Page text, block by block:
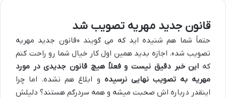
قانون جدید مهریه تصویب شد
حتماً شما هم شنیده اید که می گویند «قانون جدید مهریه
تصویب شد». اجازه بدید همین اول کار خیال شما رو راحت کنم
که این خبر دقیق نیست و فعلاً هیچ قانون جدیدی در مورد
مهریه به تصویب نهایی نرسیده و ابلاغ هم نشده. اما چرا
اینقدر درباره اش صحبت میشه و همه سردرگم هستند؟ دلیلش